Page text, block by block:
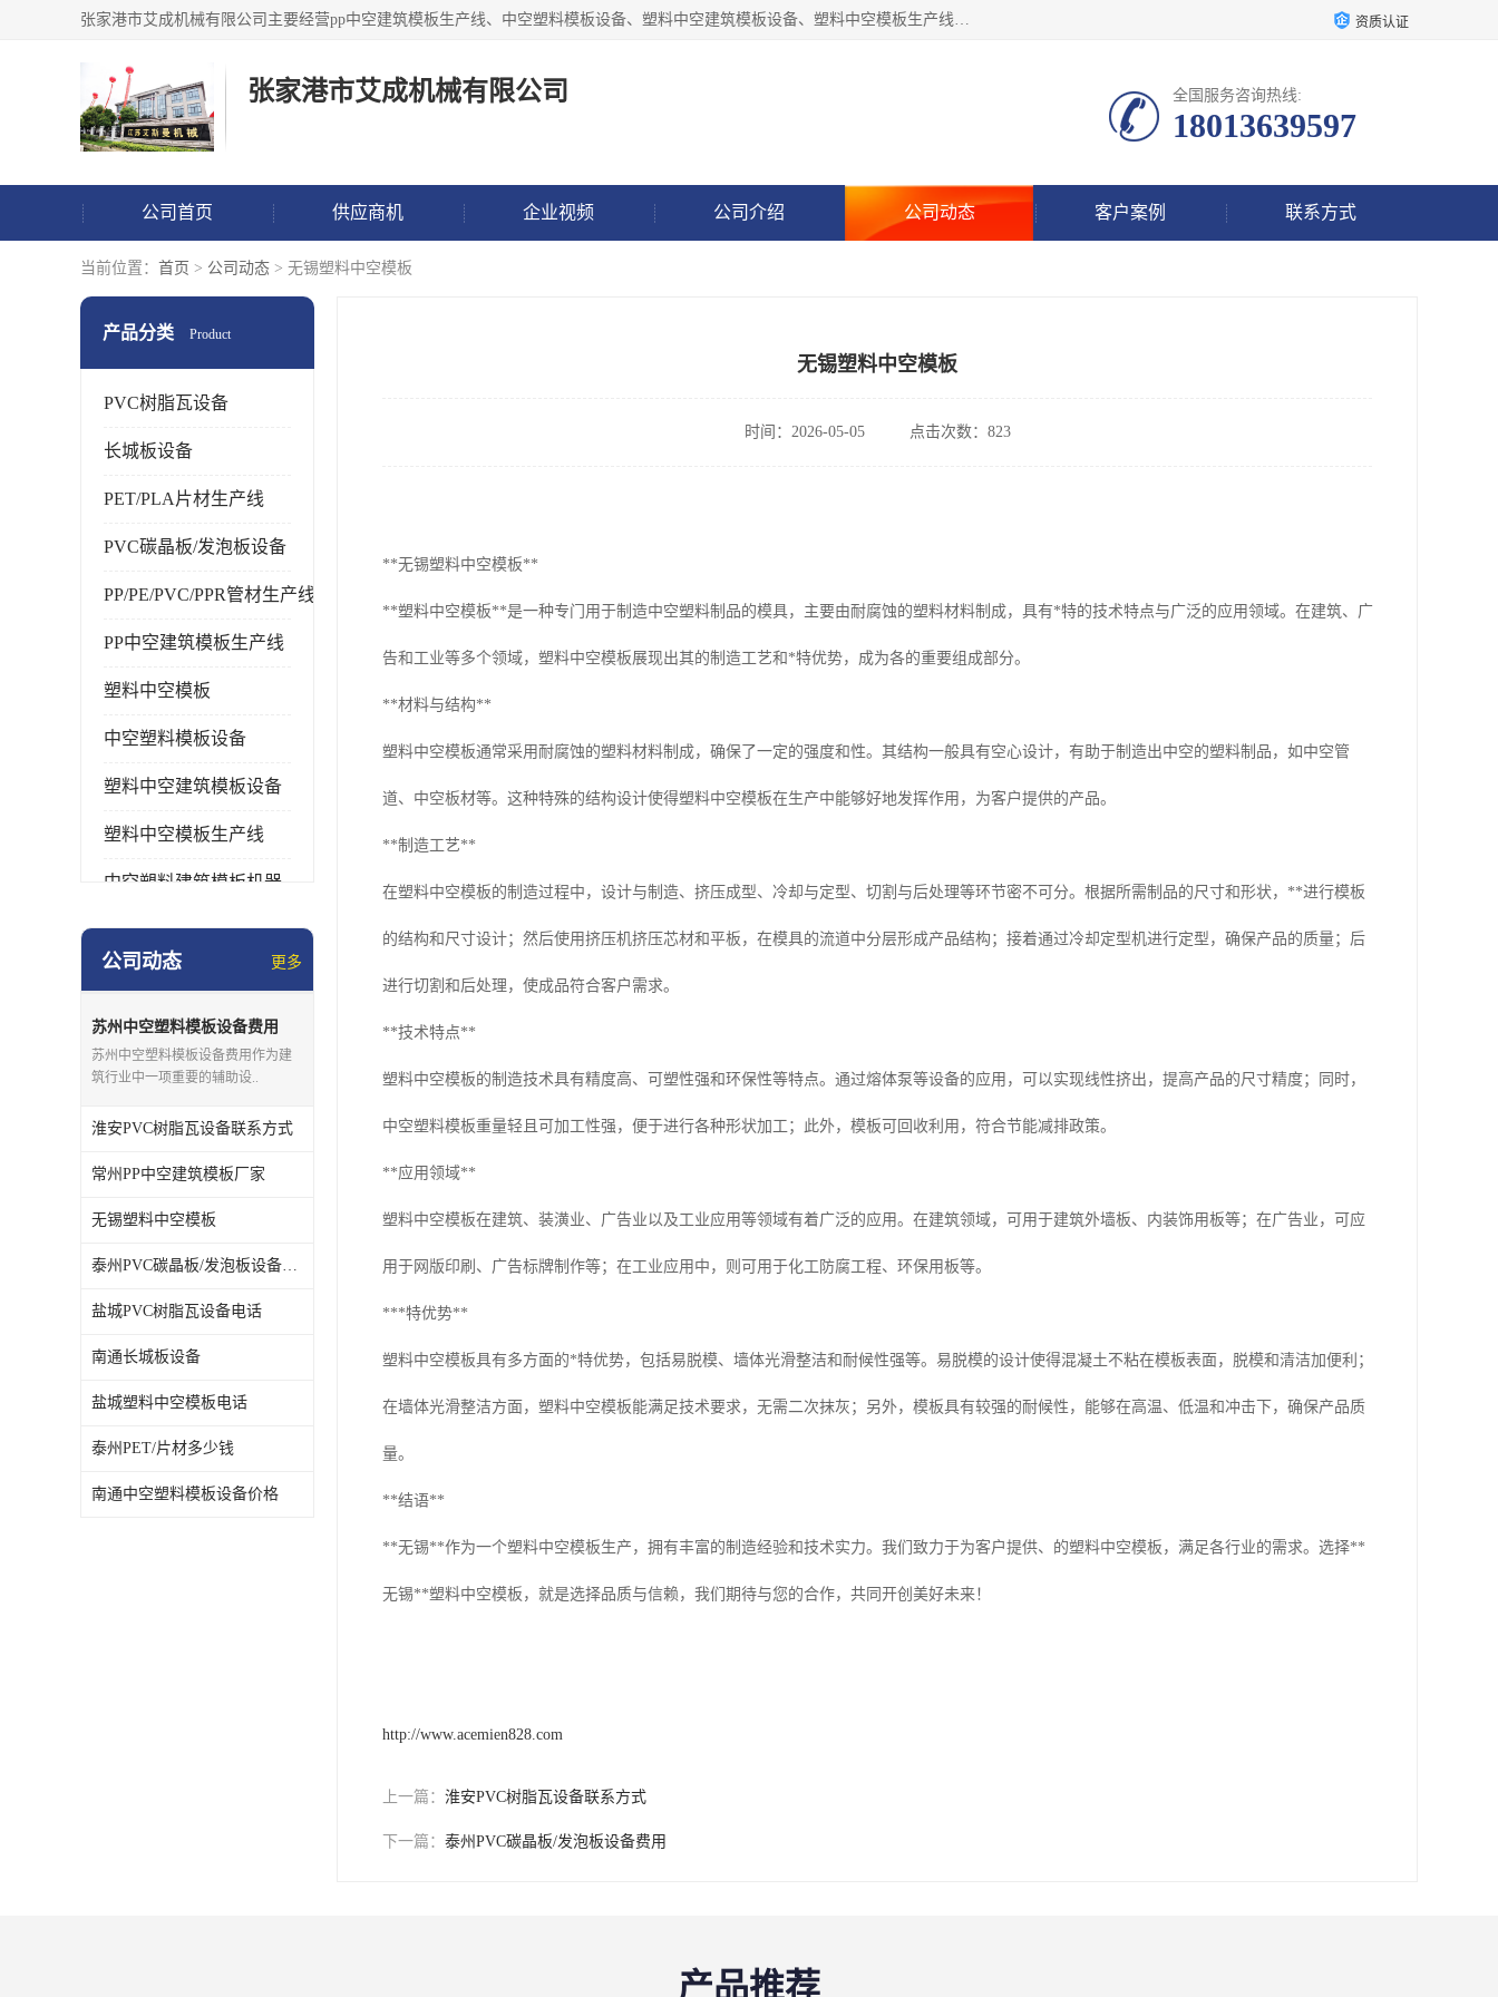
张家港市艾成机械有限公司主要经营pp中空建筑模板生产线、中空塑料模板设备、塑料中空建筑模板设备、塑料中空模板生产线、中空塑料建筑模板机器系列及相关辅机设备等。我们将不断超越自我，一如既往地为客户设计价值，竭诚为您提供更优质的技术、产品和服务！ 资质认证
张家港市艾成机械有限公司 全国服务咨询热线:
18013639597
公司首页 供应商机 企业视频 公司介绍 公司动态 客户案例 联系方式
当前位置： 首页 > 公司动态 > 无锡塑料中空模板
产品分类 Product
PVC树脂瓦设备
长城板设备
PET/PLA片材生产线
PVC碳晶板/发泡板设备
PP/PE/PVC/PPR管材生产线
PP中空建筑模板生产线
塑料中空模板
中空塑料模板设备
塑料中空建筑模板设备
塑料中空模板生产线
中空塑料建筑模板机器
公司动态 更多
苏州中空塑料模板设备费用
苏州中空塑料模板设备费用作为建
筑行业中一项重要的辅助设..
淮安PVC树脂瓦设备联系方式
常州PP中空建筑模板厂家
无锡塑料中空模板
泰州PVC碳晶板/发泡板设备费用
盐城PVC树脂瓦设备电话
南通长城板设备
盐城塑料中空模板电话
泰州PET/片材多少钱
南通中空塑料模板设备价格
无锡塑料中空模板
时间：2026-05-05 点击次数：823
**无锡塑料中空模板**
**塑料中空模板**是一种专门用于制造中空塑料制品的模具，主要由耐腐蚀的塑料材料制成，具有*特的技术特点与广泛的应用领域。在建筑、广
告和工业等多个领域，塑料中空模板展现出其的制造工艺和*特优势，成为各的重要组成部分。
**材料与结构**
塑料中空模板通常采用耐腐蚀的塑料材料制成，确保了一定的强度和性。其结构一般具有空心设计，有助于制造出中空的塑料制品，如中空管
道、中空板材等。这种特殊的结构设计使得塑料中空模板在生产中能够好地发挥作用，为客户提供的产品。
**制造工艺**
在塑料中空模板的制造过程中，设计与制造、挤压成型、冷却与定型、切割与后处理等环节密不可分。根据所需制品的尺寸和形状，**进行模板
的结构和尺寸设计；然后使用挤压机挤压芯材和平板，在模具的流道中分层形成产品结构；接着通过冷却定型机进行定型，确保产品的质量；后
进行切割和后处理，使成品符合客户需求。
**技术特点**
塑料中空模板的制造技术具有精度高、可塑性强和环保性等特点。通过熔体泵等设备的应用，可以实现线性挤出，提高产品的尺寸精度；同时，
中空塑料模板重量轻且可加工性强，便于进行各种形状加工；此外，模板可回收利用，符合节能减排政策。
**应用领域**
塑料中空模板在建筑、装潢业、广告业以及工业应用等领域有着广泛的应用。在建筑领域，可用于建筑外墙板、内装饰用板等；在广告业，可应
用于网版印刷、广告标牌制作等；在工业应用中，则可用于化工防腐工程、环保用板等。
***特优势**
塑料中空模板具有多方面的*特优势，包括易脱模、墙体光滑整洁和耐候性强等。易脱模的设计使得混凝土不粘在模板表面，脱模和清洁加便利；
在墙体光滑整洁方面，塑料中空模板能满足技术要求，无需二次抹灰；另外，模板具有较强的耐候性，能够在高温、低温和冲击下，确保产品质
量。
**结语**
**无锡**作为一个塑料中空模板生产，拥有丰富的制造经验和技术实力。我们致力于为客户提供、的塑料中空模板，满足各行业的需求。选择**
无锡**塑料中空模板，就是选择品质与信赖，我们期待与您的合作，共同开创美好未来！
http://www.acemien828.com
上一篇： 淮安PVC树脂瓦设备联系方式
下一篇： 泰州PVC碳晶板/发泡板设备费用
产品推荐